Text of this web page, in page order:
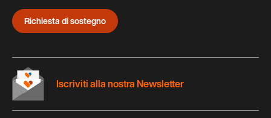
Richiesta di sostegno
Iscriviti alla nostra Newsletter